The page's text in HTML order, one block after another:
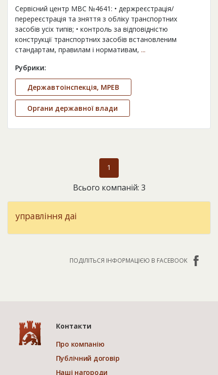
Сервісний центр МВС №4641: • держреєстрація/
перереєстрація та зняття з обліку транспортних
засобів усіх типів; • контроль за відповідністю
конструкції транспортних засобів встановленим
стандартам, правилам і нормативам, ...
Рубрики:
Державтоінспекція, МРЕВ
Органи державної влади
1
Всього компаній: 3
управління даі
ПОДІЛІТЬСЯ ІНФОРМАЦІЄЮ В FACEBOOK
Контакти
Про компанію
Публічний договір
Наші нагороди